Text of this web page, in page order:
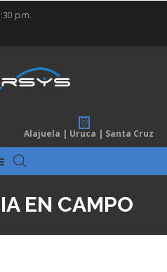
p.m.
Alajuela | Uruca | Santa Cruz
EN CAMPO